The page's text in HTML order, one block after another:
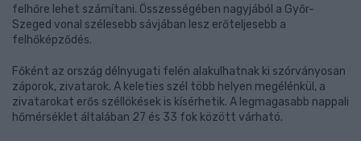
felhőre lehet számítani. Összességében nagyjából a Győr-
Szeged vonal szélesebb sávjában lesz erőteljesebb a
felhőképződés.
Főként az ország délnyugati felén alakulhatnak ki szórványosan
záporok, zivatarok. A keleties szél több helyen megélénkül, a
zivatarokat erős széllökések is kísérhetik. A legmagasabb nappali
hőmérséklet általában 27 és 33 fok között várható.